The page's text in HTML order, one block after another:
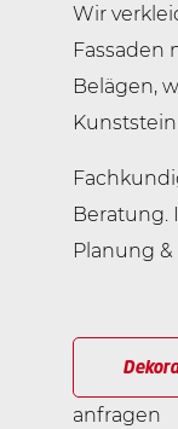
Wir
Fassaden
Belägen,
Beratung.
Planung
anfragen